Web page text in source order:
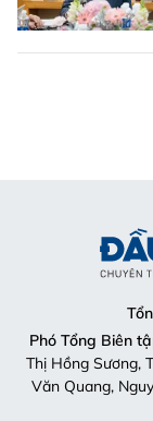
Phó Tổng Biên
Thị Hồng Sương,
Văn Quang,